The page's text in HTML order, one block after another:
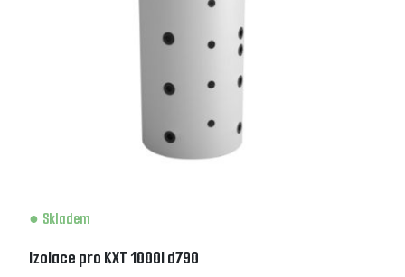
Skladem
Izolace pro KXT 1000l d790